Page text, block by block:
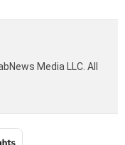
Media LLC. All